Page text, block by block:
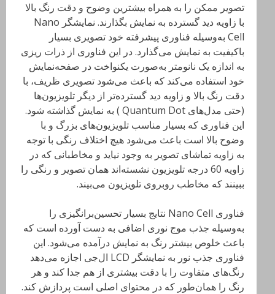
تصویر ممکن را به همراه بیشترین وضوح و دقت رنگ بالا
با زاویه دید گسترده به نمایش بگذارند. نمایشگر Nano
Cell به‌وسیله فناوری پیشرفته خود تصویری بسیار
باکیفیت به نمایش می‌گذارد. در این فناوری از ذرات ریزی
به اندازه یک نانومتر به‌صورت یکنواخت در صفحه‌نمایش
خود استفاده می‌کند که باعث می‌شود تصویری ظریف، با
دقت رنگ بالا و زاویه دید گسترده‌تر از دیگر تلویزیون‌ها
(حتی مدل‌های Quantum Dot ) به نمایش گذاشته شود.
این فناوری که بسیار مناسب تلویزیون‌های بزرگ و با
وضوح بالا است باعث می‌شود هیچ اختلاف رنگی با توجه
به زاویه تماشای تصویر به وجود نیاید و مخاطبانی که در
زاویه 60 درجه تلویزیون نشسته‌اند همان تصویر و رنگی را
ببینند که مخاطب روبروی تلویزیون می‌بیند.
فناوری Nano Cell نتایج بسیار تحسین‌برانگیزی را
به‌وسیله جذب موج نوری اضافی به دست آورده است که
باعث خلوص بیشتر رنگ به نمایش درآمده می‌شود. این
فناوری جذب نور به نمایشگر LCD ال‌جی اجازه می‌دهد
رنگ‌های متفاوت را با دقت بیشتری از هم جدا کند و هر
رنگ را همان‌طور که در محتوای اصلی است پردازش کند.